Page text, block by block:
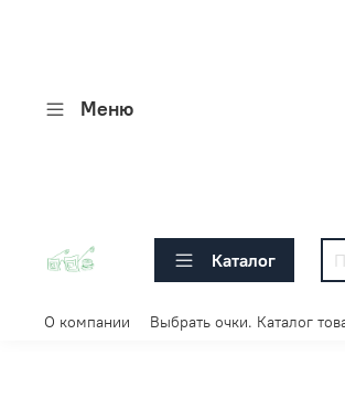
Меню
Каталог
О компании Выбрать очки. Каталог